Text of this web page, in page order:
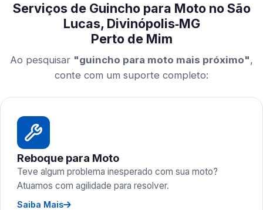
Serviços de Guincho para Moto no São
Lucas, Divinópolis‑MG
Perto de Mim
Ao pesquisar "guincho para moto mais próximo",
conte com um suporte completo:
Reboque para Moto
Teve algum problema inesperado com sua moto?
Atuamos com agilidade para resolver.
Saiba Mais